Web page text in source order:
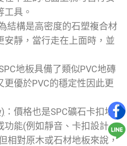
具。
結構是高密度的石塑複合材
安靜，當行走在上面時，並
地板具備了類似PVC地磚
優於PVC的穩定性因此更
：價格也是SPC礦石卡扣地
功能(例如靜音、卡扣設計
相對原木或石材地板來說，